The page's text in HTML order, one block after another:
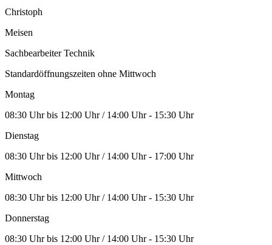
Christoph
Meisen
Sachbearbeiter Technik
Standardöffnungszeiten ohne Mittwoch
Montag
08:30 Uhr bis 12:00 Uhr / 14:00 Uhr - 15:30 Uhr
Dienstag
08:30 Uhr bis 12:00 Uhr / 14:00 Uhr - 17:00 Uhr
Mittwoch
08:30 Uhr bis 12:00 Uhr / 14:00 Uhr - 15:30 Uhr
Donnerstag
08:30 Uhr bis 12:00 Uhr / 14:00 Uhr - 15:30 Uhr